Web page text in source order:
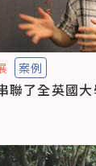
案例
了全英國大